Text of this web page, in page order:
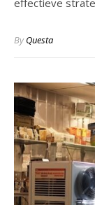
ByQuesta